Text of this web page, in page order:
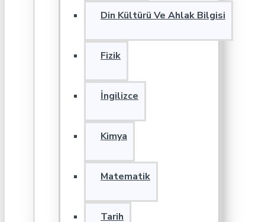
Din Kültürü Ve Ahlak Bilgisi
Fizik
İngilizce
Kimya
Matematik
Tarih